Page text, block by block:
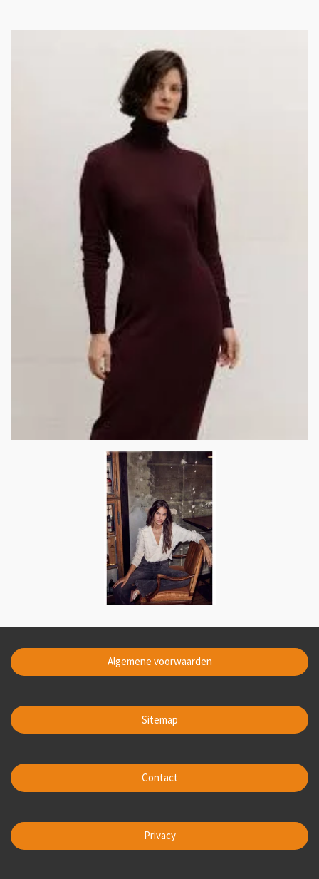
Algemene voorwaarden
Sitemap
Contact
Privacy